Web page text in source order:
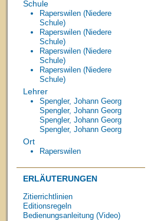
Schule
Raperswilen (Niedere
Schule)
Raperswilen (Niedere
Schule)
Raperswilen (Niedere
Schule)
Raperswilen (Niedere
Schule)
Lehrer
Spengler, Johann Georg
Spengler, Johann Georg
Spengler, Johann Georg
Spengler, Johann Georg
Ort
Raperswilen
ERLÄUTERUNGEN
Zitierrichtlinien
Editionsregeln
Bedienungsanleitung (Video)